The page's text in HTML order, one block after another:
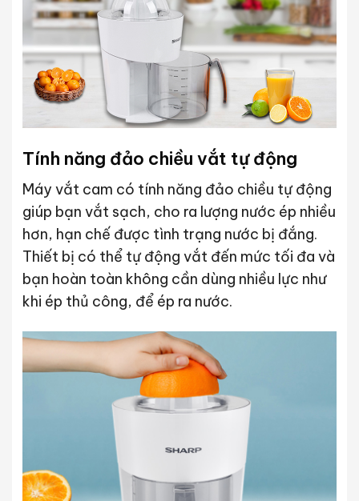
Tính năng đảo chiều vắt tự động
Máy vắt cam có tính năng đảo chiều tự động
giúp bạn vắt sạch, cho ra lượng nước ép nhiều
hơn, hạn chế được tình trạng nước bị đắng.
Thiết bị có thể tự động vắt đến mức tối đa và
bạn hoàn toàn không cần dùng nhiều lực như
khi ép thủ công, để ép ra nước.